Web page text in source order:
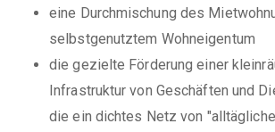
eine Durchmischung des
selbstgenutztem Wohneigentum
die gezielte Förderung einer
Infrastruktur von Geschäften und
die ein dichtes Netz von